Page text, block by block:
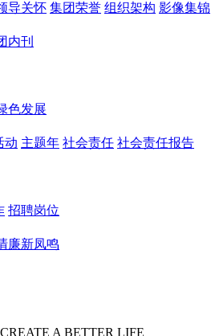
导关怀 集团荣誉 组织架构 影像集锦
内刊
色发展
动 主题年 社会责任 社会责任报告
招聘岗位
廉新凤鸣
A BETTER LIFE